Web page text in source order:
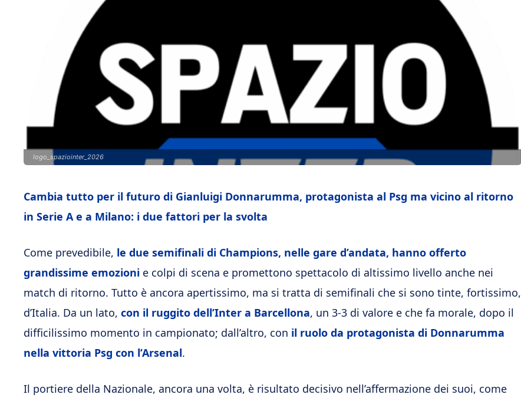
logo_spaziointer_2026
Cambia tutto per il futuro di Gianluigi Donnarumma, protagonista al Psg ma vicino al ritorno
in Serie A e a Milano: i due fattori per la svolta
Come prevedibile, le due semifinali di Champions, nelle gare d’andata, hanno offerto
grandissime emozioni e colpi di scena e promettono spettacolo di altissimo livello anche nei
match di ritorno. Tutto è ancora apertissimo, ma si tratta di semifinali che si sono tinte, fortissimo,
d’Italia. Da un lato, con il ruggito dell’Inter a Barcellona, un 3-3 di valore e che fa morale, dopo il
difficilissimo momento in campionato; dall’altro, con il ruolo da protagonista di Donnarumma
nella vittoria Psg con l’Arsenal.
Il portiere della Nazionale, ancora una volta, è risultato decisivo nell’affermazione dei suoi, come